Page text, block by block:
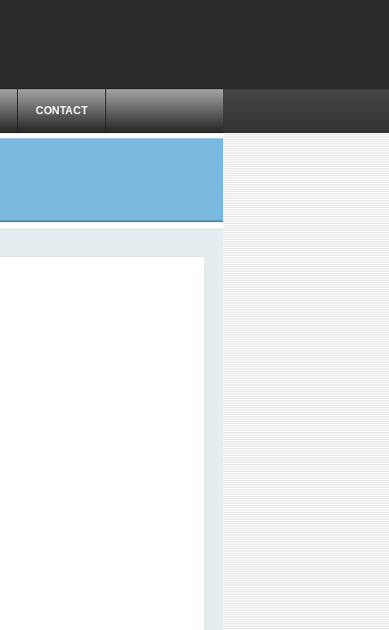
CONTACT